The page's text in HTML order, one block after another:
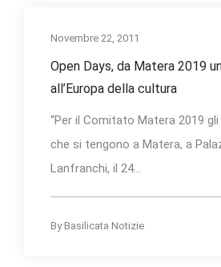
Novembre 22, 2011
Open Days, da Matera 2019
all’Europa della cultura
“Per il Comitato Matera 2019 gli
che si tengono a Matera, a
Lanfranchi, il 24...
By Basilicata Notizie